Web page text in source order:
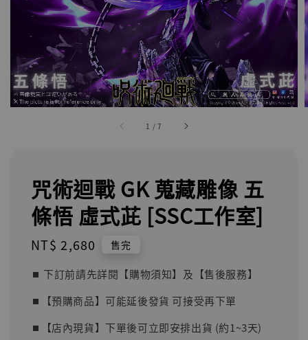
1 /7
咒術迴戰 GK 蒐藏雕像 五
條悟 虛式茈 [SSC工作室]
Regular
NT$ 2,680 售完
⏹︎ 下訂前請先詳閱【購物須知】及【售後服務】
⏹︎【預購商品】可能延後發貨 可接受再下單
⏹︎【店內現貨】下單後可立即安排出貨 (約1~3天)